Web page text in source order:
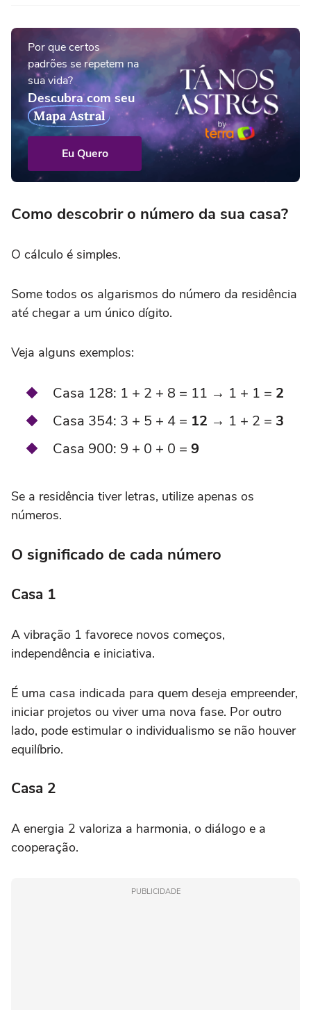
Por que certos
padrões se repetem na
sua vida?
Descubra com seu
Mapa Astral
Eu Quero
Como descobrir o número da sua casa?
O cálculo é simples.
Some todos os algarismos do número da residência
até chegar a um único dígito.
Veja alguns exemplos:
Casa 128: 1 + 2 + 8 = 11 → 1 + 1 = 2
Casa 354: 3 + 5 + 4 = 12 → 1 + 2 = 3
Casa 900: 9 + 0 + 0 = 9
Se a residência tiver letras, utilize apenas os
números.
O significado de cada número
Casa 1
A vibração 1 favorece novos começos,
independência e iniciativa.
É uma casa indicada para quem deseja empreender,
iniciar projetos ou viver uma nova fase. Por outro
lado, pode estimular o individualismo se não houver
equilíbrio.
Casa 2
A energia 2 valoriza a harmonia, o diálogo e a
cooperação.
PUBLICIDADE